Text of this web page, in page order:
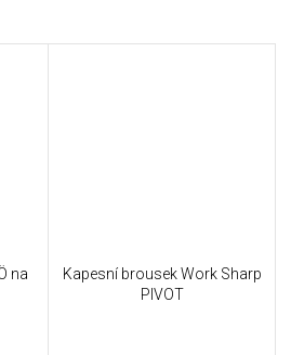
na
Kapesní brousek Work Sharp
PIVOT